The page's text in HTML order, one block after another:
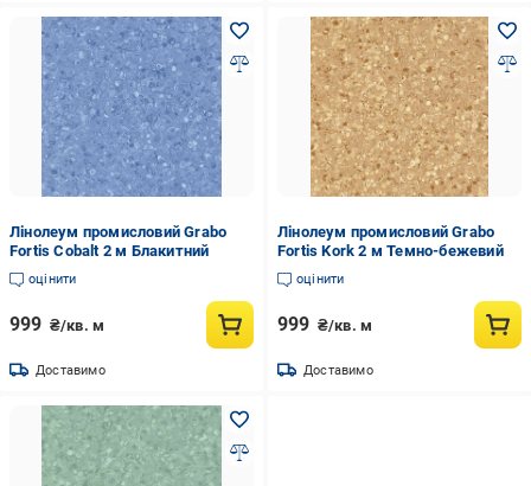
Лінолеум промисловий Grabo
Fortis Cobalt 2 м Блакитний
оцінити
999 ₴/кв. м
Доставимо
Лінолеум промисловий Grabo
Fortis Kork 2 м Темно-бежевий
оцінити
999 ₴/кв. м
Доставимо